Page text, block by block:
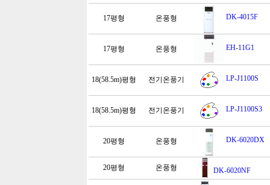
17평형 온풍형 DK-4015F
17평형 온풍형 EH-11G1
18(58.5m)평형 전기온풍기 LP-J1100S
18(58.5m)평형 전기온풍기 LP-J1100S3
20평형 온풍형 DK-6020DX
20평형 온풍형 DK-6020NF